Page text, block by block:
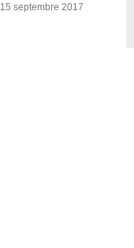
15 septembre 2017